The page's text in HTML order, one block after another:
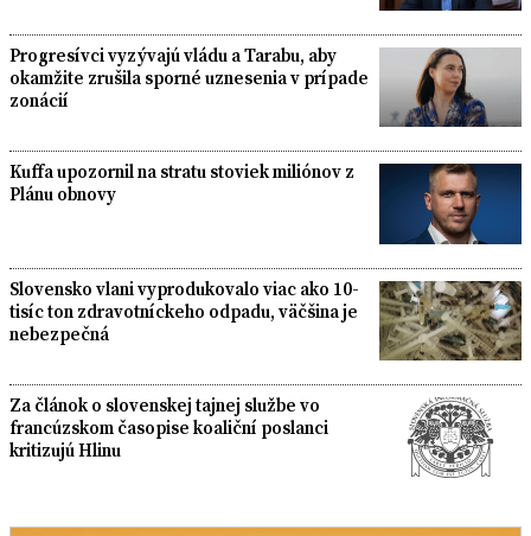
Progresívci vyzývajú vládu a Tarabu, aby
okamžite zrušila sporné uznesenia v prípade
zonácií
Kuffa upozornil na stratu stoviek miliónov z
Plánu obnovy
Slovensko vlani vyprodukovalo viac ako 10-
tisíc ton zdravotníckeho odpadu, väčšina je
nebezpečná
Za článok o slovenskej tajnej službe vo
francúzskom časopise koaliční poslanci
kritizujú Hlinu